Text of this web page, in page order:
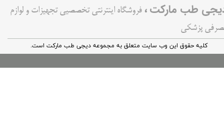
طب مارکت، فروشگاه اینترنتی تخصصیی تجهیزات و لوازم
پزشکی
کليه حقوق اين وب سایت متعلق به مجموعه دیجی طب مارکت است.